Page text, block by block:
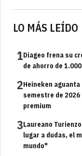
LO MÁS LEÍDO
1Diageo frena su
de ahorro de
2Heineken
semestre de 2026
premium
3Laureano
lugar a dudas, el
mundo"